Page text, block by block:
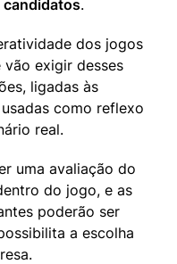
candidatos.
dos jogos
exigir desses
ligadas às
como reflexo
real.
uma avaliação do
do jogo, e as
poderão ser
a escolha